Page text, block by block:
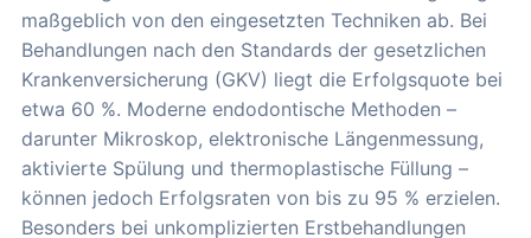
maßgeblich von den eingesetzten Techniken ab. Bei
Behandlungen nach den Standards der gesetzlichen
Krankenversicherung (GKV) liegt die Erfolgsquote bei
etwa 60 %. Moderne endodontische Methoden –
darunter Mikroskop, elektronische Längenmessung,
aktivierte Spülung und thermoplastische Füllung –
können jedoch Erfolgsraten von bis zu 95 % erzielen.
Besonders bei unkomplizierten Erstbehandlungen